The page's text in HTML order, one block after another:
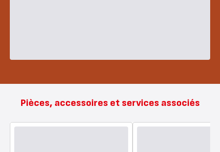
Pièces, accessoires et services associés